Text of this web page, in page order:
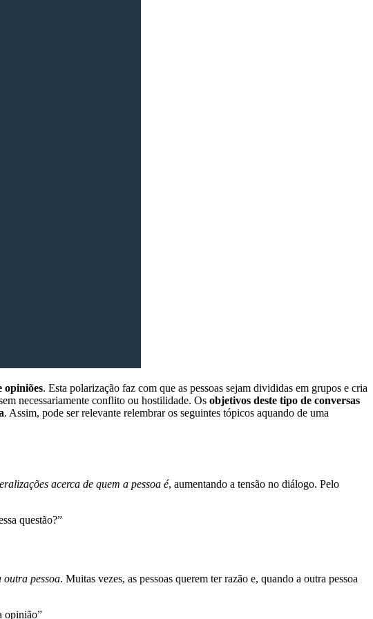
opiniões. Esta polarização faz com que as pessoas sejam divididas em grupos e cria
necessariamente conflito ou hostilidade. Os objetivos deste tipo de conversas
. Assim, pode ser relevante relembrar os seguintes tópicos aquando de uma
acerca de quem a pessoa é, aumentando a tensão no diálogo. Pelo
questão?”
outra pessoa. Muitas vezes, as pessoas querem ter razão e, quando a outra pessoa
opinião”